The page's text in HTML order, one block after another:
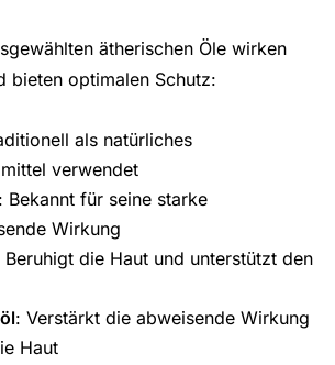
ätherischen Öle wirken
bieten optimalen Schutz:
als natürliches
verwendet
Bekannt für seine starke
Wirkung
Beruhigt die Haut und unterstützt den
: Verstärkt die abweisende Wirkung
Haut